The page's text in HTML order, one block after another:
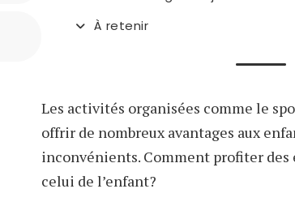
À retenir
Les activités organisées comme le
offrir de nombreux avantages aux
inconvénients. Comment profiter
celui de l’enfant?